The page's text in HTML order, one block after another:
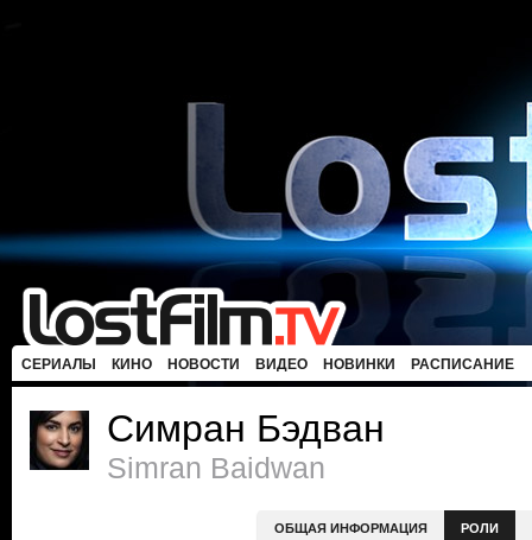
СЕРИАЛЫ КИНО НОВОСТИ ВИДЕО НОВИНКИ РАСПИСАНИЕ
Симран Бэдван
Simran Baidwan
ОБЩАЯ ИНФОРМАЦИЯ РОЛИ